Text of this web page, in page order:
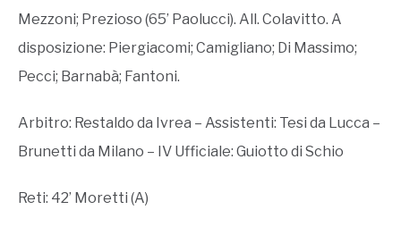
Mezzoni; Prezioso (65’ Paolucci). All. Colavitto. A
disposizione: Piergiacomi; Camigliano; Di Massimo;
Pecci; Barnabà; Fantoni.
Arbitro: Restaldo da Ivrea – Assistenti: Tesi da Lucca –
Brunetti da Milano – IV Ufficiale: Guiotto di Schio
Reti: 42’ Moretti (A)